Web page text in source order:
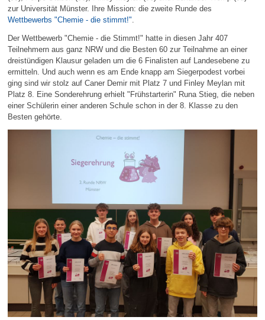
zur Universität Münster. Ihre Mission: die zweite Runde des
Wettbewerbs "Chemie - die stimmt!".
Der Wettbewerb "Chemie - die Stimmt!" hatte in diesen Jahr 407
Teilnehmern aus ganz NRW und die Besten 60 zur Teilnahme an einer
dreistündigen Klausur geladen um die 6 Finalisten auf Landesebene zu
ermitteln. Und auch wenn es am Ende knapp am Siegerpodest vorbei
ging sind wir stolz auf Caner Demir mit Platz 7 und Finley Meylan mit
Platz 8. Eine Sonderehrung erhielt "Frühstarterin" Runa Stieg, die neben
einer Schülerin einer anderen Schule schon in der 8. Klasse zu den
Besten gehörte.